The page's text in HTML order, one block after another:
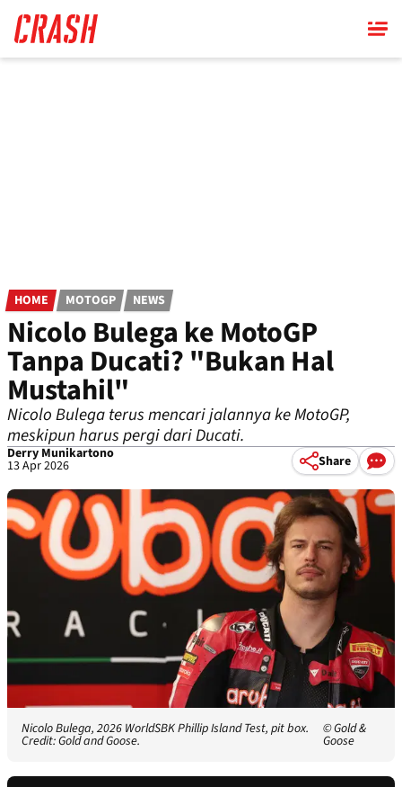
main
content
HOME MOTOGP NEWS
Nicolo Bulega ke MotoGP
Tanpa Ducati? "Bukan Hal
Mustahil"
Nicolo Bulega terus mencari jalannya ke MotoGP,
meskipun harus pergi dari Ducati.
Derry Munikartono
13 Apr 2026 Share
Nicolo Bulega, 2026 WorldSBK Phillip Island Test, pit box.
Credit: Gold and Goose.
© Gold &
Goose